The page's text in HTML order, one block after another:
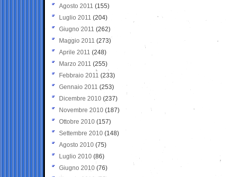
Agosto 2011 (155)
Luglio 2011 (204)
Giugno 2011 (262)
Maggio 2011 (273)
Aprile 2011 (248)
Marzo 2011 (255)
Febbraio 2011 (233)
Gennaio 2011 (253)
Dicembre 2010 (237)
Novembre 2010 (187)
Ottobre 2010 (157)
Settembre 2010 (148)
Agosto 2010 (75)
Luglio 2010 (86)
Giugno 2010 (76)